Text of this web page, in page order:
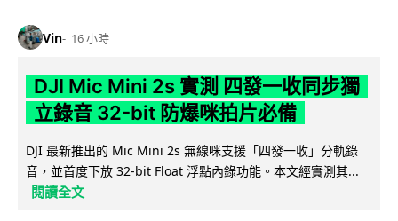
Vin 16 小時
DJI Mic Mini 2s 實測 四發一收同步獨
立錄音 32-bit 防爆咪拍片必備
DJI 最新推出的 Mic Mini 2s 無線咪支援「四發一收」分軌錄
音，並首度下放 32-bit Float 浮點內錄功能。本文經實測其...
閱讀全文